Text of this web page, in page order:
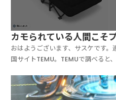
カモられている人間こそ
おはようございます、サスケです
国サイトTEMU。TEMUで調べると
人は多いですので（苦笑、中国製
れている方も、凄く多いです！そ